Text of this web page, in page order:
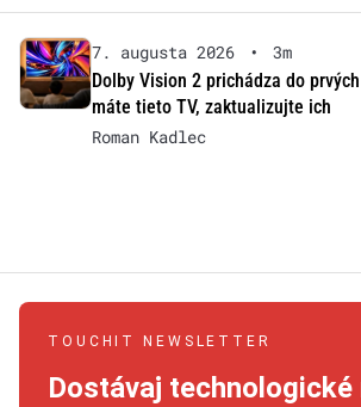
7. augusta 2026 •
3m
Dolby Vision 2 prichádza do
máte tieto TV, zaktualizujte ich
Roman Kadlec
TOUCHIT NEWSLETTER
Dostávaj technologické